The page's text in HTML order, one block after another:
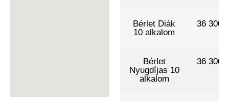
Bérlet Diák
10 alkalom
36 300
Bérlet
Nyugdíjas 10
alkalom
36 300